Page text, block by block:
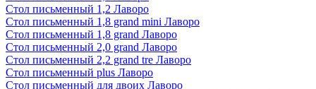
Стол письменный 1,2 Лаворо
Стол письменный 1,8 grand mini Лаворо
Стол письменный 1,8 grand Лаворо
Стол письменный 2,0 grand Лаворо
Стол письменный 2,2 grand tre Лаворо
Стол письменный plus Лаворо
Стол письменный для двоих Лаворо